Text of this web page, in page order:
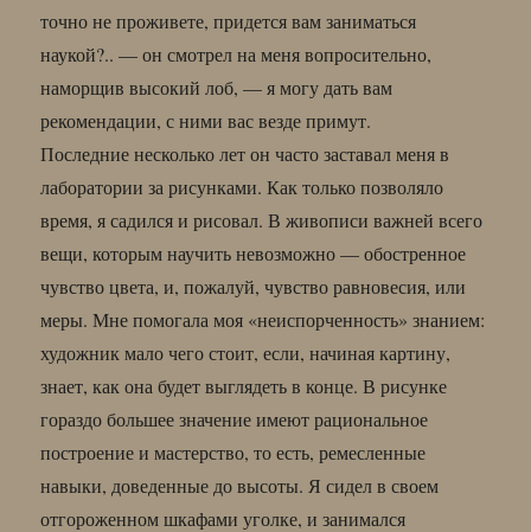
точно не проживете, придется вам заниматься
наукой?.. — он смотрел на меня вопросительно,
наморщив высокий лоб, — я могу дать вам
рекомендации, с ними вас везде примут.
Последние несколько лет он часто заставал меня в
лаборатории за рисунками. Как только позволяло
время, я садился и рисовал. В живописи важней всего
вещи, которым научить невозможно — обостренное
чувство цвета, и, пожалуй, чувство равновесия, или
меры. Мне помогала моя «неиспорченность» знанием:
художник мало чего стоит, если, начиная картину,
знает, как она будет выглядеть в конце. В рисунке
гораздо большее значение имеют рациональное
построение и мастерство, то есть, ремесленные
навыки, доведенные до высоты. Я сидел в своем
отгороженном шкафами уголке, и занимался